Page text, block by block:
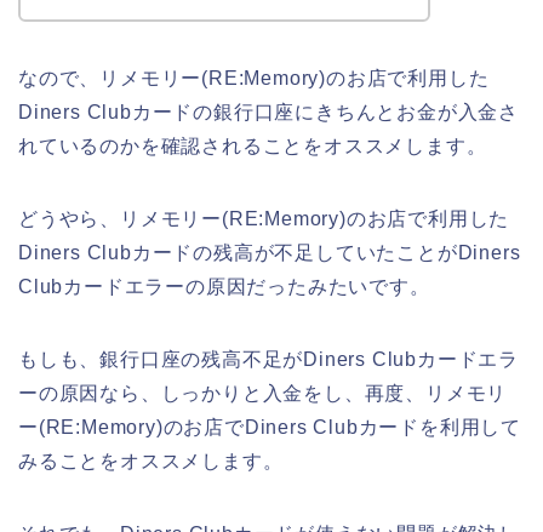
なので、リメモリー(RE:Memory)のお店で利用した
Diners Clubカードの銀行口座にきちんとお金が入金さ
れているのかを確認されることをオススメします。
どうやら、リメモリー(RE:Memory)のお店で利用した
Diners Clubカードの残高が不足していたことがDiners
Clubカードエラーの原因だったみたいです。
もしも、銀行口座の残高不足がDiners Clubカードエラ
ーの原因なら、しっかりと入金をし、再度、リメモリ
ー(RE:Memory)のお店でDiners Clubカードを利用して
みることをオススメします。